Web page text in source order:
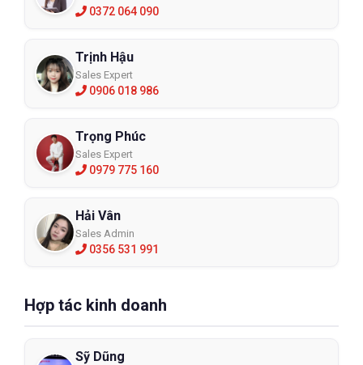
0372 064 090
Trịnh Hậu
Sales Expert
0906 018 986
Trọng Phúc
Sales Expert
0979 775 160
Hải Vân
Sales Admin
0356 531 991
Hợp tác kinh doanh
Sỹ Dũng